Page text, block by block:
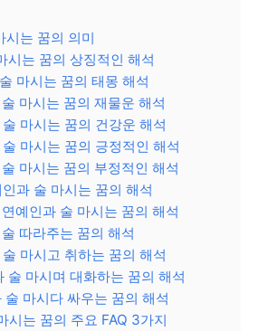
시는 꿈의 의미
시는 꿈의 상징적인 해석
마시는 꿈의 태몽 해석
마시는 꿈의 재물운 해석
마시는 꿈의 건강운 해석
마시는 꿈의 긍정적인 해석
마시는 꿈의 부정적인 해석
과 술 마시는 꿈의 해석
예인과 술 마시는 꿈의 해석
따라주는 꿈의 해석
마시고 취하는 꿈의 해석
술 마시며 대화하는 꿈의 해석
술 마시다 싸우는 꿈의 해석
시는 꿈의 주요 FAQ 3가지